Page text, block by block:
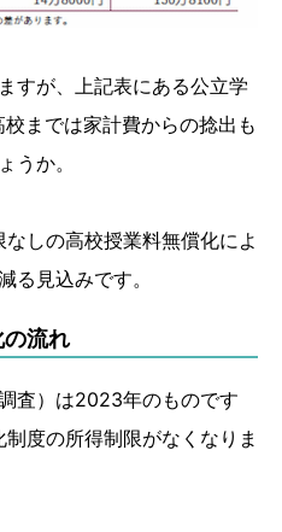
すが、上記表にある公立学
までは家計費からの捻出も
うか。
しの高校授業料無償化によ
る見込みです。
流れ
査）は2023年のものです
度の所得制限がなくなりま